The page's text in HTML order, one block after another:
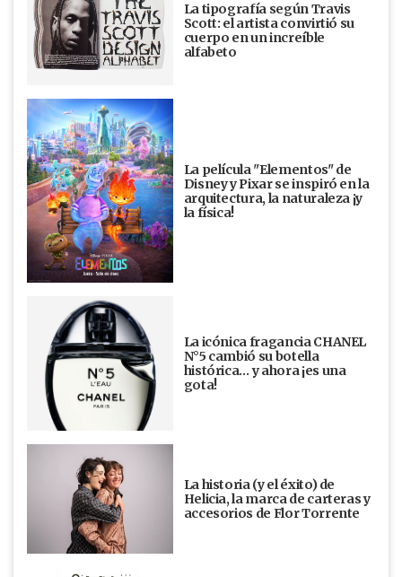
La tipografía según Travis
Scott: el artista convirtió su
cuerpo en un increíble
alfabeto
La película "Elementos" de
Disney y Pixar se inspiró en la
arquitectura, la naturaleza ¡y
la física!
La icónica fragancia CHANEL
N°5 cambió su botella
histórica… y ahora ¡es una
gota!
La historia (y el éxito) de
Helicia, la marca de carteras y
accesorios de Flor Torrente